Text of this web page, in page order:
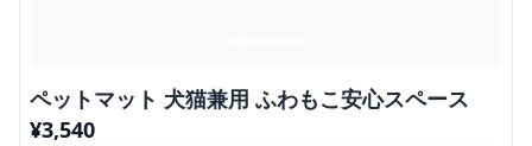
ペットマット 犬猫兼用 ふわもこ安心スペース
¥3,540